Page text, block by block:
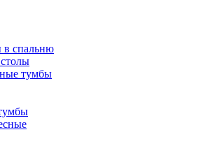
в спальню
тумбы